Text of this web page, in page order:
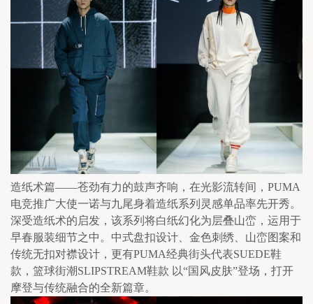
造纸术篇——苍劲有力的鼓声齐响，在光影流转间，PUMA
电竞推广大使一诺与九尾身着造纸系列灵感单品率先开秀。
深受造纸术的启发，该系列将白纸幻化为层叠山峦，运用于
早春服装细节之中。中式盘扣设计、金色刺绣、山峦图案和
传统无扣对襟设计，更有PUMA经典街头代表SUEDE鞋
款，篮球街潮SLIPSTREAM鞋款 以“国风皮肤”登场，打开
摩登与传统融合的全新篇章。